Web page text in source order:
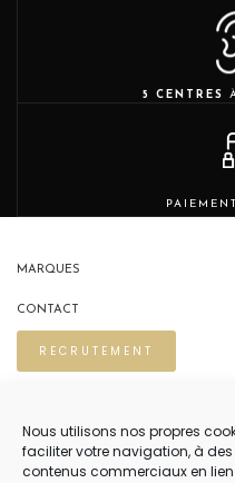
Nous utilisons nos propres
faciliter votre navigation, à
contenus commerciaux en
5 CENTRES
MARQUES
CONTACT
RECRUTEMENT